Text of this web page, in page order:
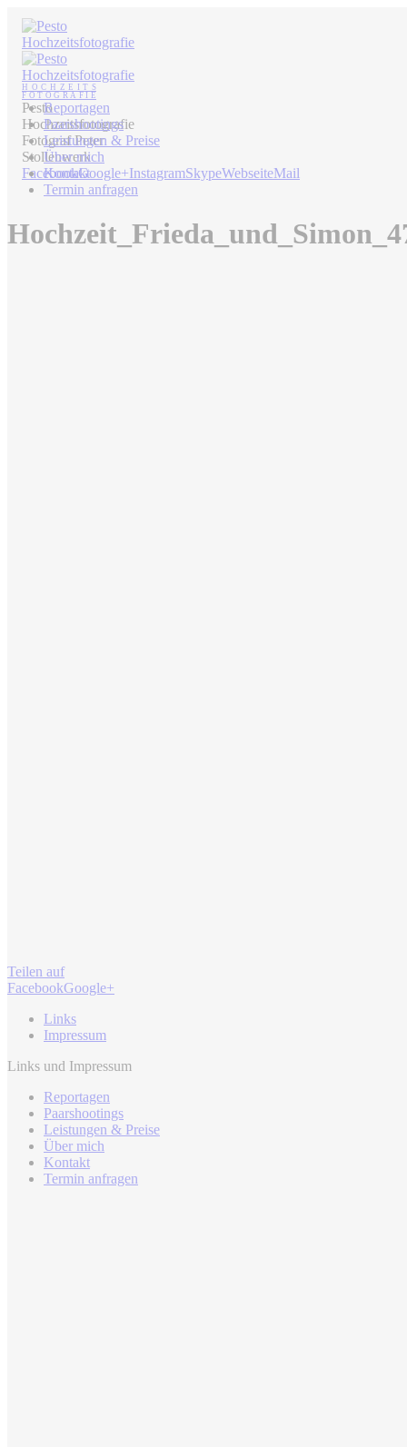
Pesto
Hochzeitsfotografie
Fotograf Peter
Stollenwerk
FacebookGoogle+InstagramSkypeWebseiteMail
Reportagen
Paarshootings
Leistungen & Preise
Über mich
Kontakt
Termin anfragen
Teilen auf
FacebookGoogle+
Links
Impressum
Links und Impressum
Reportagen
Paarshootings
Leistungen & Preise
Über mich
Kontakt
Termin anfragen